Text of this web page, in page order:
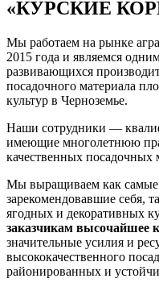
«КУРСКИЕ
Мы работаем на рынке
2015 года и являемся
развивающихся
посадочного материала
культур в Черноземье.
Наши сотрудники —
имеющие многолетнюю
качественных посадочных
Мы выращиваем как самые
зарекомендовавшие себя,
ягодных и декоративных
заказчикам высочайшее
значительные усилия и
высококачественного
районированных и